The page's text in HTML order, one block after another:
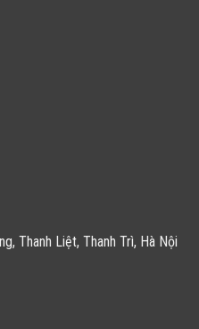
Thanh Liệt, Thanh Trì, Hà Nội